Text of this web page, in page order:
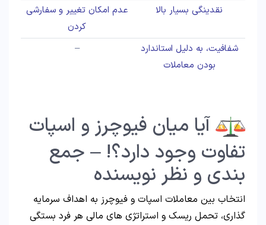
نقدینگی بسیار بالا
عدم امکان تغییر و سفارشی
کردن
شفافیت، به دلیل استاندارد
بودن معاملات
–
آیا میان فیوچرز و اسپات
تفاوت وجود دارد؟! – جمع
بندی و نظر نویسنده
انتخاب بین معاملات اسپات و فیوچرز به اهداف سرمایه‌
گذاری، تحمل ریسک و استراتژی‌ های مالی هر فرد بستگی